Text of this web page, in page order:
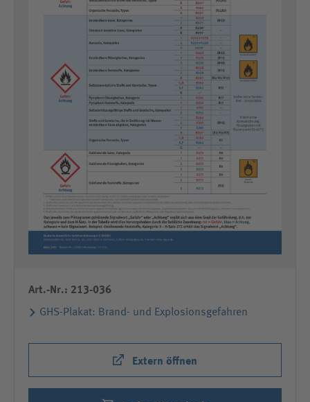
Art.-Nr.: 213-036
GHS-Plakat: Brand- und Explosionsgefahren
Extern öffnen